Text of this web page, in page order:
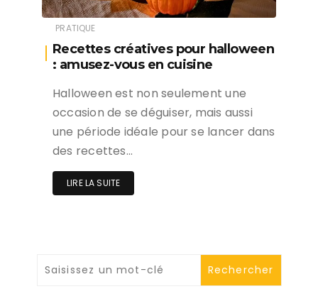
PRATIQUE
Recettes créatives pour halloween
: amusez-vous en cuisine
Halloween est non seulement une
occasion de se déguiser, mais aussi
une période idéale pour se lancer dans
des recettes…
LIRE LA SUITE